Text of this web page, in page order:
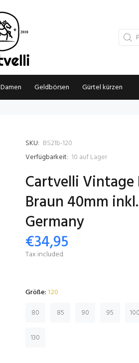
Damen Geldbörsen Gürtel kürzen
SKU: BS21b-120
Verfügbarkeit: 10 auf Lager
Cartvelli
Braun 40mm
Germany
€34,95
Tax included.
Größe:120
80
85 90 95 100
130